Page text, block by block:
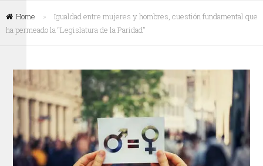
Home »
Igualdad entre mujeres y hombres, cuestión fundamental que
ha permeado la “Legislatura de la Paridad”